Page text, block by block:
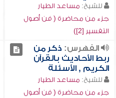
للشيخ: مساعد الطيار
جزء من محاضرة ( فن أصول
التفسير [2])
الفهرس: ذكر من
ربط الأحاديث بالقرآن
الكريم , الأسئلة
للشيخ: مساعد الطيار
جزء من محاضرة ( فن أصول